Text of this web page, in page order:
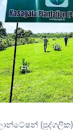
(පුද්ගලික)